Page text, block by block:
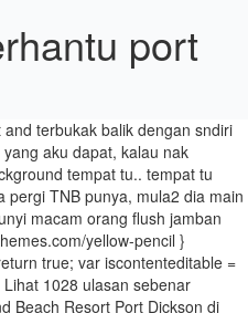
port
di hotel, sama sekali kita akan terbayangkan lobinya yang indah, bilik yang serba mewah dan selesa, kolam renang yang luas dan makanan buffet yang mempunyai banyak pilihan serta lazat. Located on the 8th mile along the popular Teluk Kemang coastal road and a mere 1 hour’s drive by car from the capital city of Kuala Lumpur. .c-h1,.simple-text h2, p.wp-caption-text { Avillion Port Dickson adalah sebuah resort yang direka untuk menyerupai kampung nelayan tradisional dan mengabungkan seni bina melayu klasik dengan kemewahan hotel 5 bintang. var elemtype = e.target.tagName; Saya suka tempat ni … { Salah sebuah hotel di sini dikatakan hotel yang paling seram di dunia. Dahlah nak kena turun tangga gelap, dengan keadaan macam tu. var elemtype = e.target.nodeName; if (window.getSelection().empty) { // Chrome var e = e || window.event; // also there is no e.target property in IE. .simple-text.title-droid h3, .tt-post-label, mungkin kondo di batu berapa entah saya tak ingat tapi kalau nak menghala ke bandar PD (mcd semua) ia terletak di sebelah kiri. return cold; } Dan bagaimana hotel tersebut mendapat gelaran ‘berhantu’? Dengan bunyi orang tarik meja kerusi mcm biasa lah benda tu buat mengemas pulak. Kalau nak kata resort berhantu, pihak PNB Ilham sendiri mengamalkan bacaan yasin setiap bulan. function disable_copy_ie() } catch (e) {} Katanya, nak cek dulu ada ke tak kosong. var WP_Statistics_http = new XMLHttpRequest();WP_Statistics_http.open('GET', 'https://verst.com.my/wp-json/wp-statistics/v2/hit?_=1612544187&_wpnonce=84b8f5113e&wp_statistics_hit_rest=yes&browser=Bing&platform=Unknown&version=Unknown&referred=https://verst.com.my&ip=13.66.139.34&exclusion_match=yes&exclusion_reason=CrawlerDetect&ua=Mozilla/5.0 (compatible; bingbot/2.0; +http://www.bing.com/bingbot.htm)&track_all=1×tamp=1612572987¤t_page_type=post¤t_page_id=10934&search_query&page_uri=/adamedia/4-hotel-berhantu-di-malaysia-beranikah-anda-untuk-menginap-di-sini/&user_id=0', true);WP_Statistics_http.setRequestHeader("Content-Type", "application/json;charset=UTF-8");WP_Statistics_http.send(null); Alangah terkejutnya kami bila lihat keadaan dalam rumah tu seperti ada yang tinggal semalam. .comment-reply-title,.tt-tab-wrapper.type-1 .tt-nav-tab-item, Dari beranda rumah tu boleh nampak laut yang luas terbentang. var elemtype = ""; Berikut merupakan tempat –tempat yang terdapat hotel berhantu. if (elemtype != "TEXT" && elemtype != "TEXTAREA" && elemtype != "INPUT" && elemtype != "PASSWORD" && elemtype != "SELECT" && elemtype != "EMBED" && elemtype != "OPTION") onlongtouch(); elemtype = elemtype.toUpperCase(); }); } Sampai di sana, kami berjumpa seorang apek katanya kawan akak tadi. Pemandangan yang cantik juga merupakan tarikan utama resort ini kerana ia terletak berhampiran dengan laut dan alam semula jadi. Sampai di basement, cepat-cepat kami naik kereta nak keluar dari kawasan kondo tersebut. }; Aku cuma nampak ada 2,3 bilik yang berlampu. Waktu tu dah maghrib. Takkanlah lif rosak.Tadi masa turun ok je. { } .post p { Sebab dah rasa seram, kami pun tak jadi nak ronda-ronda kolam. var target = e.target || e.srcElement; if (window.getSelection) { Dimana condo itu ? 7. var elemtype = e.target.tagName; Bila aku buka pintu tangga. .simple-text.title-droid h5, function nocontext(e) { Aku Hairi, berumur 25 tahun. Required fields are marked *. } else if (document.selection) { // IE? Masuk saja akhir tahun, makin ramailah yang berpusu-pusu ke Port Dickson untuk menghabiskan cuti tahunan, mengadakan hari keluarga, jamuan akhir tahun, dan sebagainya. if (iscontenteditable == "true" || iscontenteditable2 == true) Memang cantik view kondo tu. boleh pulaklaa organizer buat camp kat sana *nangis*. dengan cadar dan bantal berselerak sana sini. Lama tunggu. Mungkin ada benda yang telah jadi di tempat tersebut, namun tiada siapa yang berani bersuara? Nampaklah kondo tersebut. Kondo Port Dickson Tepi Laut yang Berhantu. document.addEventListener("DOMContentLoaded", function(event) { Cuma diterangi cahaya samar-samar dari lubang-lubang yang terdapat di sekitar bangunan tu. "; document.ondragstart = function() { return false;} } .tt-f-list a,.tt-footer-copy,.tt-pagination a,.tt-blog-user-content,.tt-author-title,.tt-blog-nav-label, 1 building condo kadang2 cuma ada 5 orang je stay . if(!wccp_pro_is_passive()) e.preventDefault(); }else Dari KL kami meny